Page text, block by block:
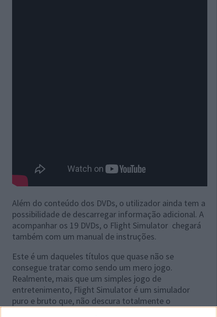
Além do conteúdo dos DVDs, o utilizador ainda tem a
possibilidade de descarregar informação adicional. A
acompanhar os 19 DVDs, o Flight Simulator chegará
também com um manual de instruções.
Este é um daqueles títulos que quase não se
consegue tratar como sendo um mero jogo.
Realmente, mais que um simples jogo de
entretenimento, Flight Simulator é um simulador
puro e bruto que, não descura totalmente o